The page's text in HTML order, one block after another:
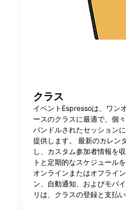
クラス
イベントEspressoは、ワン
ースのクラスに最適で、個
バンドルされたセッション
提供します。 最新のカレン
し、カスタム参加者情報を
トと定期的なスケジュール
オンラインまたはオフライ
ン、自動通知、およびモバ
リは、クラスの登録と支払